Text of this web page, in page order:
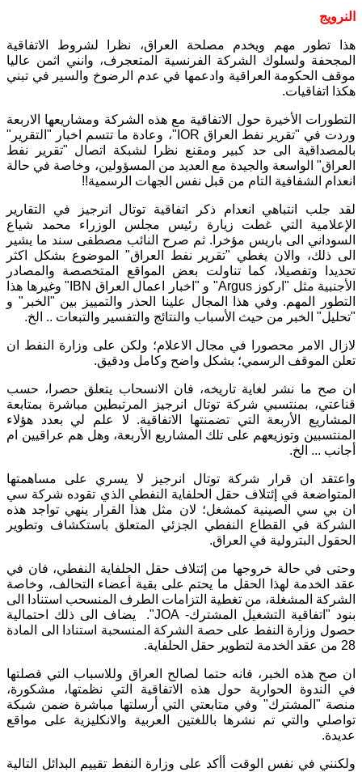
النرويج
هذا تطور مهم ويخدم مصلحة العراق، نظرا لشروط الاتفاقية
المجحفة ولسلوك الشركة الفرنسية المتعجرف، وانني اثمن عاليا
موقف الحكومة العراقية وادعمها في عدم الرضوخ والسير في تبني
هكذا اتفاقيات.
التطورات الأخيرة حول الاتفاقية مع هذه الشركة ومشاريعها الاربعة
وردت في "تقرير نفط العراق IOR"، وعادة ما تتسم اخبار "التقرير"
بالمصداقية الى حد كبير ومقنع نظرا لشبكة اتصال "تقرير نفط
العراق" الواسعة والجيدة مع العديد من المسؤولين، وخاصة في حالة
انعدام الشفافية التام من قبل نفس الجهات الرسمية!!
لقد جلب انتباهي انعدام ذكر اتفاقية توتال انرجيز في التقارير
الإعلامية التي غطت زيارة رئيس مجلس الوزراء محمد شياع
السوداني الى باريس مؤخرا. ثم صرح النائب مصطفى سند ما يشير
الى ذلك، والان يغطي "تقرير نفط العراق" الموضوع بشكل اكثر
تحديدا وتفصيلا، كما تناولت بعض المواقع المتخصصة والمصادر
الأجنبية مثل "اركوز Argus" و "اخبار اعمال العراق IBN" وغيرها هذا
التطور المهم. وفي هذا المجال علينا الحذر والتمييز بين "الخبر" و
"تحليل" الخبر من حيث الأسباب والنتائج والتفسير والتبعات .. الخ.
لازال الامر محصورا في مجال الاعلام؛ ولكن على وزارة النفط ان
تعلن الموقف الرسمي؛ بشكل واضح وكامل ودقيق.
ان صح ما نشر لغاية تاريخه، فان الانسحاب يتعلق حصرا، حسب
قناعتي، بمنتسبي شركة توتال انرجيز المرتبطين مباشرة بمتابعة
المشاريع الأربعة التي تضمنتها الاتفاقية. لا علم لي بعدد هؤلاء
المنتسبين وتوزيعهم على تلك المشاريع الأربعة، وهل هم عراقيين ام
أجانب ... الخ.
واعتقد ان قرار شركة توتال انرجيز لا يسري على مساهمتها
المتواضعة في إئتلاف حقل الحلفاية النفطي الذي تقوده شركة سي
ان بي سي الصينية كمشغل؛ لان مثل هذا القرار ينهي تواجد هذه
الشركة في القطاع النفطي الجزئي المتعلق باستكشاف وتطوير
الحقول البترولية في العراق.
وحتى في حالة خروجها من إئتلاف حقل الحلفاية النفطي، فان في
عقد الخدمة لهذا الحقل ما يحتم على بقية أعضاء التحالف، وخاصة
الشركة المشغلة، من تغطية التزامات الطرف المنسحب استنادا الى
بنود "اتفاقية التشغيل المشترك- JOA". يضاف الى ذلك احتمالية
حصول وزارة النفط على حصة الشركة المنسحبة استنادا الى المادة
28 من عقد الخدمة لتطوير حقل الحلفاية.
ان صح هذه الخبر، فانه حتما لصالح العراق وللاسباب التي فصلتها
في الندوة الحوارية حول هذه الاتفاقية التي نظمتها، مشكورة،
منصة "المشترك" وفي متابعتي التي أرسلتها مباشرة ضمن شبكة
تواصلي والتي تم نشرها باللغتين العربية والانكليزية على مواقع
عديدة.
ولكنني في نفس الوقت أأكد على وزارة النفط تقييم البدائل التالية